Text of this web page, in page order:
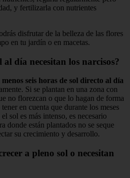
y fertilizarla con nutrientes
disfrutar de la belleza de las flores
en tu jardín o en macetas.
al día necesitan los narcisos?
menos seis horas de sol directo al día
Si se plantan en una zona con
no florezcan o que lo hagan de forma
en cuenta que durante los meses
sol es más intenso, es necesario
donde están plantados no se seque
su crecimiento y desarrollo.
a pleno sol o necesitan